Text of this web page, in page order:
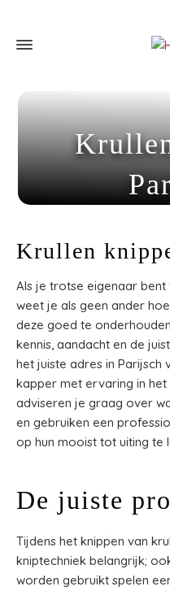
Krullen
Als je trotse eigenaar bent
weet je als geen ander
deze goed te
kennis, aandacht en de
het juiste adres in
kapper met ervaring in het
adviseren je graag over
en gebruiken een
op hun mooist tot uiting te
De juiste
Tijdens het knippen van
kniptechniek belangrijk;
worden gebruikt spelen